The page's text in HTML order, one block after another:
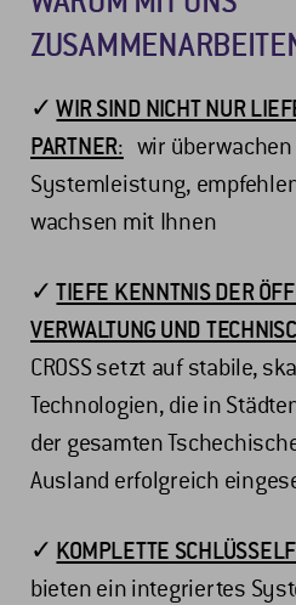
✓WIR SIND NICHT NUR
PARTNER: wir
Systemleistung,
wachsen mit Ihnen
✓TIEFE KENNTNIS DER
VERWALTUNG UND
CROSS setzt auf stabile,
Technologien, die in
der gesamten
Ausland erfolgreich
✓ KOMPLETTE
bieten ein integriertes